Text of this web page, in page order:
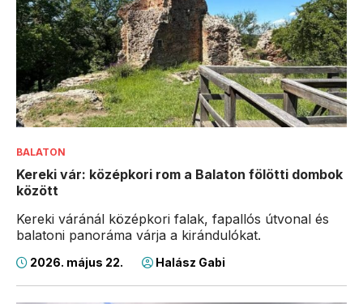
BALATON
Kereki vár: középkori rom a Balaton fölötti dombok
között
Kereki váránál középkori falak, fapallós útvonal és
balatoni panoráma várja a kirándulókat.
2026. május 22. Halász Gabi